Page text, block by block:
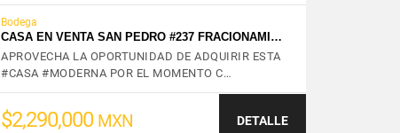
Bodega
CASA EN VENTA SAN PEDRO #237 FRACIONAMI…
APROVECHA LA OPORTUNIDAD DE ADQUIRIR ESTA
#CASA #MODERNA POR EL MOMENTO C…
$2,290,000 MXN DETALLE